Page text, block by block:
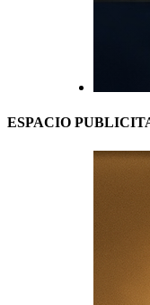
ESPACIO